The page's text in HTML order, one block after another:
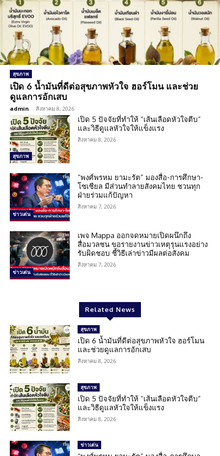
สุขภาพ
เปิด 6 น้ำมันที่ดีต่อสุขภาพหัวใจ ฮอร์โมน และช่วย
ดูแลการอักเสบ
admin - สิงหาคม 8, 2026
สุขภาพ
เปิด 5 ปัจจัยที่ทำให้ “เส้นเลือดหัวใจตีบ”
และวิธีดูแลหัวใจให้แข็งแรง
สิงหาคม 8, 2026
ข่าวเด่น
“พงศ์พรหม ยามะรัต” มองสื่อ-การศึกษา-
โซเชียล มีส่วนทำลายสังคมไทย ชวนทุก
ฝ่ายร่วมแก้ปัญหา
สิงหาคม 7, 2026
ข่าวเด่น
เพจ Mappa ออกจดหมายเปิดผนึกถึง
สื่อมวลชน ขอรายงานข่าวเหตุรุนแรงอย่าง
รับผิดชอบ ชี้วิธีเล่าข่าวมีผลต่อสังคม
สิงหาคม 7, 2026
Related News
สุขภาพ
เปิด 6 น้ำมันที่ดีต่อสุขภาพหัวใจ ฮอร์โมน
และช่วยดูแลการอักเสบ
สิงหาคม 8, 2026
สุขภาพ
เปิด 5 ปัจจัยที่ทำให้ “เส้นเลือดหัวใจตีบ”
และวิธีดูแลหัวใจให้แข็งแรง
สิงหาคม 8, 2026
ข่าวเด่น